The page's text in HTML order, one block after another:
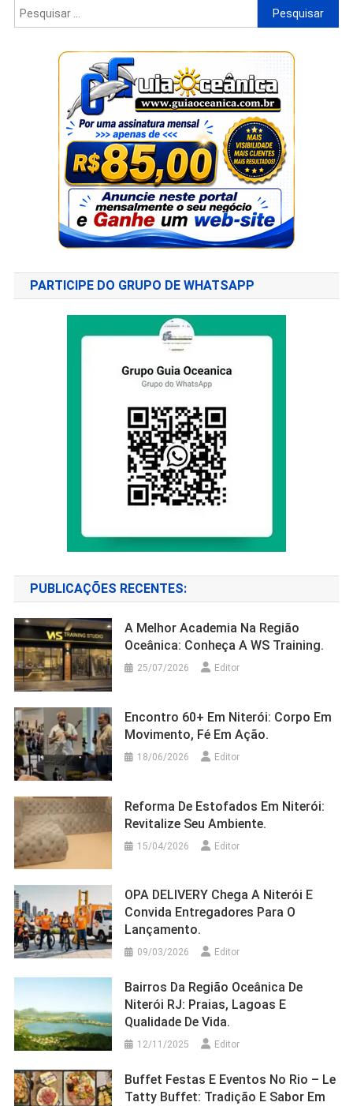
PARTICIPE DO GRUPO DE WHATSAPP
PUBLICAÇÕES RECENTES:
A Melhor Academia Na Região
Oceânica: Conheça A WS Training.
25/07/2026 Editor
Encontro 60+ Em Niterói: Corpo Em
Movimento, Fé Em Ação.
18/06/2026 Editor
Reforma De Estofados Em Niterói:
Revitalize Seu Ambiente.
15/04/2026 Editor
OPA DELIVERY Chega A Niterói E
Convida Entregadores Para O
Lançamento.
09/03/2026 Editor
Bairros Da Região Oceânica De
Niterói RJ: Praias, Lagoas E
Qualidade De Vida.
12/11/2025 Editor
Buffet Festas E Eventos No Rio – Le
Tatty Buffet: Tradição E Sabor Em